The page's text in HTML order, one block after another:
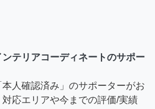
テリアコーディネートのサポー
本人確認済み」のサポーターがお
応エリアや今までの評価/実績